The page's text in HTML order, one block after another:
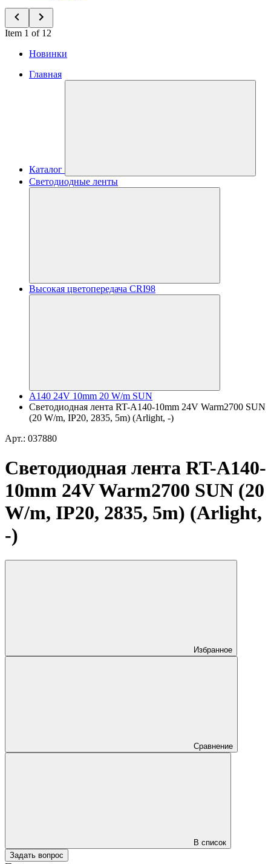
Item 1 of 12
Новинки
Главная
Каталог
Светодиодные ленты
Высокая цветопередача CRI98
A140 24V 10mm 20 W/m SUN
Светодиодная лента RT-A140-10mm 24V Warm2700 SUN
(20 W/m, IP20, 2835, 5m) (Arlight, -)
Арт.: 037880
Светодиодная лента RT-A140-
10mm 24V Warm2700 SUN (20
W/m, IP20, 2835, 5m) (Arlight,
-)
Избранное
Сравнение
В список
Задать вопрос